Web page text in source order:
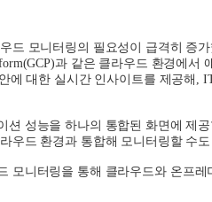
드 모니터링의 필요성이 급격히 증
과 같은 클라우드 환경에서
에 대한 실시간 인사이트를 제공해 ,
션 성능을 하나의 통합된 화면에 제
우드 환경과 통합해 모니터링할 수
모니터링을 통해 클라우드와 온프레